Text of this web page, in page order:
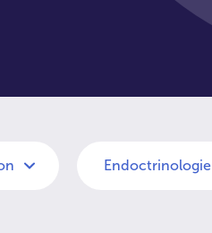
Endoctrinologie